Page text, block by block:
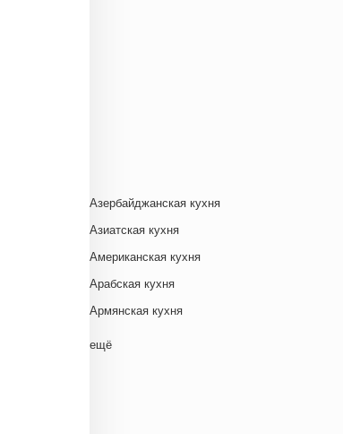
Азербайджанская кухня
Азиатская кухня
Американская кухня
Арабская кухня
Армянская кухня
Белорусская
ещё